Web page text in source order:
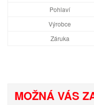
Pohlaví
Výrobce
Záruka
MOŽNÁ VÁS